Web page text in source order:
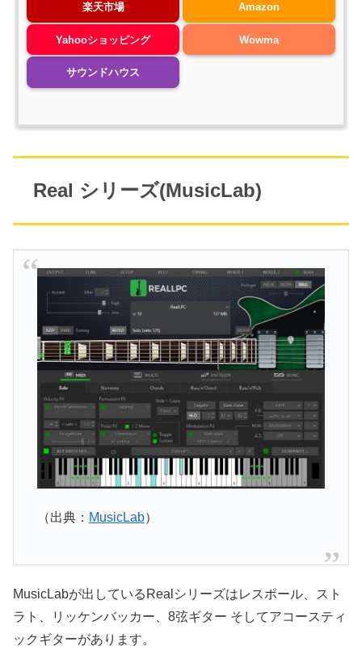
楽天市場 Amazon
Yahooショッピング Wowma
サウンドハウス
Real シリーズ(MusicLab)
（出典： MusicLab）
MusicLabが出しているRealシリーズはレスポール、スト
ラト、リッケンバッカー、8弦ギター そしてアコースティ
ックギターがあります。